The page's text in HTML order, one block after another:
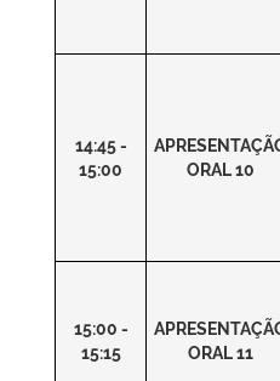
14:45 -
15:00
ORAL 10
15:00 -
15:15
ORAL 11